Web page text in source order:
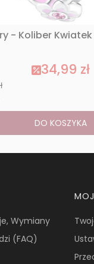
- Koliber Kwiatek
34,99 zł
DO KOSZYKA
Wymiany
(FAQ)